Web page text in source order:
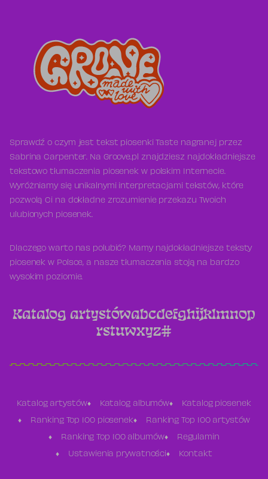
Sprawdź o czym jest tekst piosenki Taste nagranej przez
Sabrina Carpenter. Na Groove.pl znajdziesz najdokładniejsze
tekstowo tłumaczenia piosenek w polskim Internecie.
Wyróżniamy się unikalnymi interpretacjami tekstów, które
pozwolą Ci na dokładne zrozumienie przekazu Twoich
ulubionych piosenek.
Dlaczego warto nas polubić? Mamy najdokładniejsze teksty
piosenek w Polsce, a nasze tłumaczenia stoją na bardzo
wysokim poziomie.
Katalog artystówabcdefghijklmnop
rstuwxyz#
Katalog artystów Katalog albumów Katalog piosenek
Ranking Top 100 piosenek Ranking Top 100 artystów
Ranking Top 100 albumów Regulamin
Ustawienia prywatności Kontakt